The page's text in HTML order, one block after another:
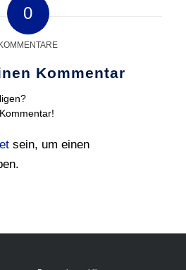
0
Kommentar
sein, um einen